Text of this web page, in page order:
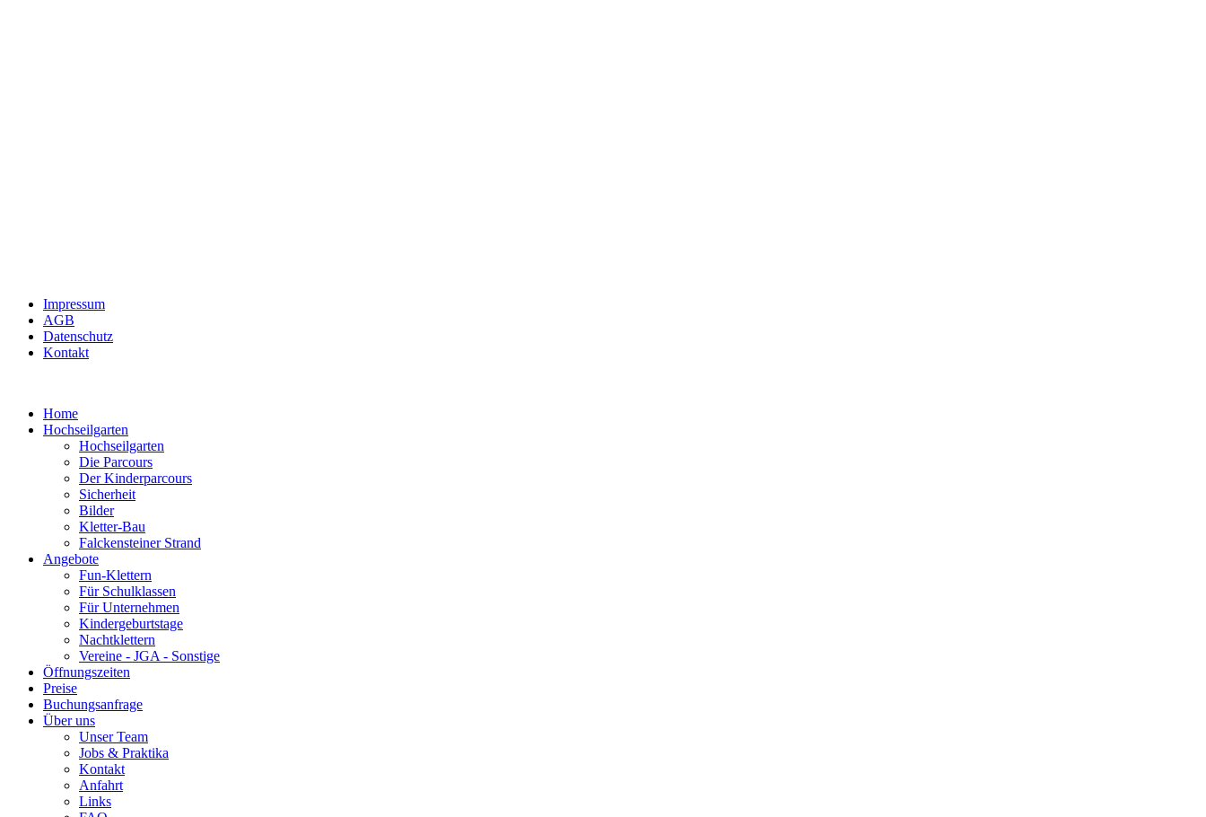
Impressum
AGB
Datenschutz
Kontakt
Home
Hochseilgarten
Hochseilgarten
Die Parcours
Der Kinderparcours
Sicherheit
Bilder
Kletter-Bau
Falckensteiner Strand
Angebote
Fun-Klettern
Für Schulklassen
Für Unternehmen
Kindergeburtstage
Nachtklettern
Vereine - JGA - Sonstige
Öffnungszeiten
Preise
Buchungsanfrage
Über uns
Unser Team
Jobs & Praktika
Kontakt
Anfahrt
Links